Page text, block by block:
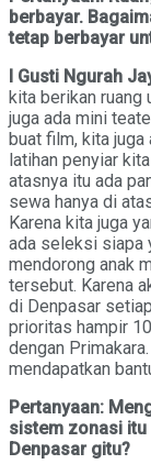
berbayar.
tetap berbayar
I Gusti Ngurah
kita berikan ruang
juga ada mini
buat film, kita juga
latihan penyiar
atasnya itu ada
sewa hanya di
Karena kita juga
ada seleksi siapa
mendorong anak
tersebut. Karena
di Denpasar
prioritas hampir
dengan
mendapatkan
Pertanyaan:
sistem zonasi
Denpasar gitu?